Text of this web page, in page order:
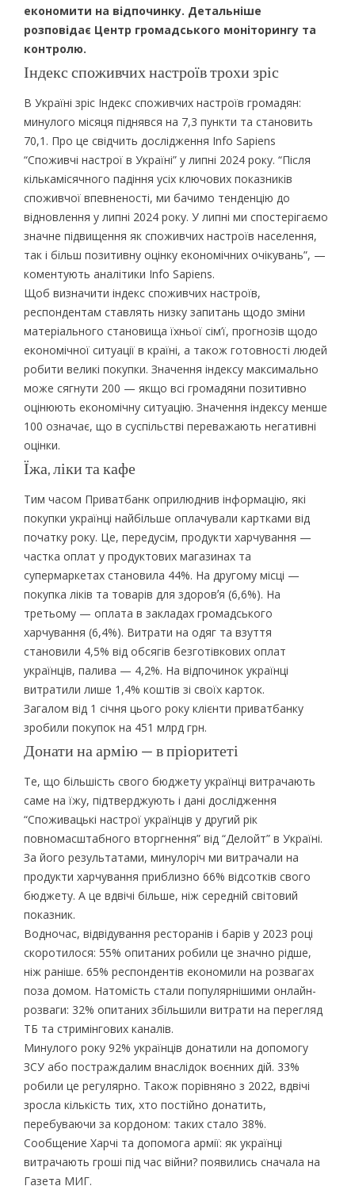
економити на відпочинку. Детальніше
розповідає Центр громадського моніторингу та
контролю.
Індекс споживчих настроїв трохи зріс
В Україні зріс Індекс споживчих настроїв громадян:
минулого місяця піднявся на 7,3 пункти та становить
70,1. Про це свідчить дослідження Info Sapiens
“Споживчі настрої в Україні” у липні 2024 року. “Після
кількамісячного падіння усіх ключових показників
споживчої впевненості, ми бачимо тенденцію до
відновлення у липні 2024 року. У липні ми спостерігаємо
значне підвищення як споживчих настроїв населення,
так і більш позитивну оцінку економічних очікувань”, —
коментують аналітики Info Sapiens.
Щоб визначити індекс споживчих настроїв,
респондентам ставлять низку запитань щодо зміни
матеріального становища їхньої сім’ї, прогнозів щодо
економічної ситуації в країні, а також готовності людей
робити великі покупки. Значення індексу максимально
може сягнути 200 — якщо всі громадяни позитивно
оцінюють економічну ситуацію. Значення індексу менше
100 означає, що в суспільстві переважають негативні
оцінки.
Їжа, ліки та кафе
Тим часом Приватбанк оприлюднив інформацію, які
покупки українці найбільше оплачували картками від
початку року. Це, передусім, продукти харчування —
частка оплат у продуктових магазинах та
супермаркетах становила 44%. На другому місці —
покупка ліків та товарів для здоровʼя (6,6%). На
третьому — оплата в закладах громадського
харчування (6,4%). Витрати на одяг та взуття
становили 4,5% від обсягів безготівкових оплат
українців, палива — 4,2%. На відпочинок українці
витратили лише 1,4% коштів зі своїх карток.
Загалом від 1 січня цього року клієнти приватбанку
зробили покупок на 451 млрд грн.
Донати на армію — в пріоритеті
Те, що більшість свого бюджету українці витрачають
саме на їжу, підтверджують і дані дослідження
“Споживацькі настрої українців у другий рік
повномасштабного вторгнення” від “Делойт” в Україні.
За його результатами, минулоріч ми витрачали на
продукти харчування приблизно 66% відсотків свого
бюджету. А це вдвічі більше, ніж середній світовий
показник.
Водночас, відвідування ресторанів і барів у 2023 році
скоротилося: 55% опитаних робили це значно рідше,
ніж раніше. 65% респондентів економили на розвагах
поза домом. Натомість стали популярнішими онлайн-
розваги: 32% опитаних збільшили витрати на перегляд
ТБ та стримінгових каналів.
Минулого року 92% українців донатили на допомогу
ЗСУ або постраждалим внаслідок воєнних дій. 33%
робили це регулярно. Також порівняно з 2022, вдвічі
зросла кількість тих, хто постійно донатить,
перебуваючи за кордоном: таких стало 38%.
Сообщение Харчі та допомога армії: як українці
витрачають гроші під час війни? появились сначала на
Газета МИГ.